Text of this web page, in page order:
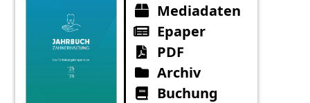
Mediadaten
Epaper
PDF
Archiv
Buchung